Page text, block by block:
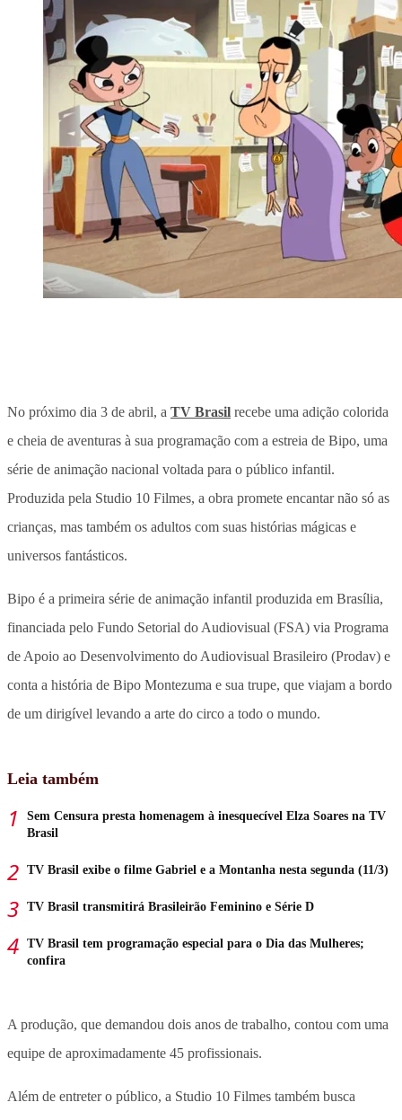
No próximo dia 3 de abril, a TV Brasil recebe uma adição colorida
e cheia de aventuras à sua programação com a estreia de Bipo, uma
série de animação nacional voltada para o público infantil.
Produzida pela Studio 10 Filmes, a obra promete encantar não só as
crianças, mas também os adultos com suas histórias mágicas e
universos fantásticos.
Bipo é a primeira série de animação infantil produzida em Brasília,
financiada pelo Fundo Setorial do Audiovisual (FSA) via Programa
de Apoio ao Desenvolvimento do Audiovisual Brasileiro (Prodav) e
conta a história de Bipo Montezuma e sua trupe, que viajam a bordo
de um dirigível levando a arte do circo a todo o mundo.
Leia também
Sem Censura presta homenagem à inesquecível Elza Soares na TV
Brasil
TV Brasil exibe o filme Gabriel e a Montanha nesta segunda (11/3)
TV Brasil transmitirá Brasileirão Feminino e Série D
TV Brasil tem programação especial para o Dia das Mulheres;
confira
A produção, que demandou dois anos de trabalho, contou com uma
equipe de aproximadamente 45 profissionais.
Além de entreter o público, a Studio 10 Filmes também busca